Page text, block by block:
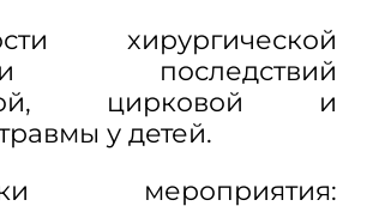
хирургической
последствий
цирковой и
у детей.
мероприятия: